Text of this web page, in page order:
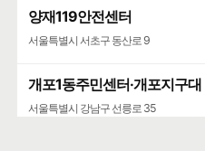
양재119안전센터
서울특별시 서초구 동산로 9
개포1동주민센터·개포지구대
서울특별시 강남구 선릉로 35